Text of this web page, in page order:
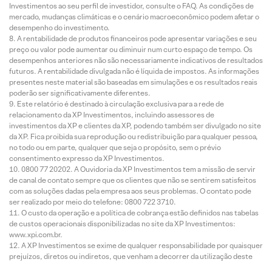
Investimentos ao seu perfil de investidor, consulte o FAQ. As condições de
mercado, mudanças climáticas e o cenário macroeconômico podem afetar o
desempenho do investimento.
A rentabilidade de produtos financeiros pode apresentar variações e seu
preço ou valor pode aumentar ou diminuir num curto espaço de tempo. Os
desempenhos anteriores não são necessariamente indicativos de resultados
futuros. A rentabilidade divulgada não é líquida de impostos. As informações
presentes neste material são baseadas em simulações e os resultados reais
poderão ser significativamente diferentes.
Este relatório é destinado à circulação exclusiva para a rede de
relacionamento da XP Investimentos, incluindo assessores de
investimentos da XP e clientes da XP, podendo também ser divulgado no site
da XP. Fica proibida sua reprodução ou redistribuição para qualquer pessoa,
no todo ou em parte, qualquer que seja o propósito, sem o prévio
consentimento expresso da XP Investimentos.
0800 77 20202. A Ouvidoria da XP Investimentos tem a missão de servir
de canal de contato sempre que os clientes que não se sentirem satisfeitos
com as soluções dadas pela empresa aos seus problemas. O contato pode
ser realizado por meio do telefone: 0800 722 3710.
O custo da operação e a política de cobrança estão definidos nas tabelas
de custos operacionais disponibilizadas no site da XP Investimentos:
www.xpi.com.br.
A XP Investimentos se exime de qualquer responsabilidade por quaisquer
prejuízos, diretos ou indiretos, que venham a decorrer da utilização deste